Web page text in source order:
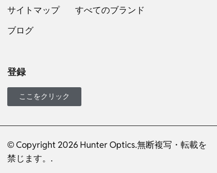
サイトマップ
ブログ
すべてのブランド
登録
ここをクリック
© Copyright 2026 Hunter Optics.無断複写・転載を
禁じます。.
German
Portuguese